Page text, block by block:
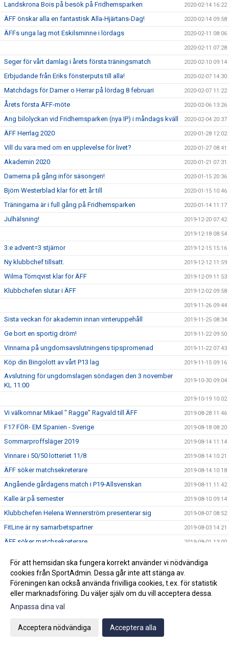
Landskrona Bois på besök på Fridhemsparken 2020-02-14 16:22
ÄFF önskar alla en fantastisk Alla-Hjärtans-Dag! 2020-02-14 09:58
ÄFFs unga lag mot Eskilsminne i lördags 2020-02-11 08:06
2020-02-11 07:28
Seger för vårt damlag i årets första träningsmatch 2020-02-10 09:14
Erbjudande från Eriks fönsterputs till alla! 2020-02-07 14:30
Matchdags för Damer o Herrar på lördag 8 februari 2020-02-07 11:22
Årets första ÄFF-möte 2020-02-06 13:26
Ang bilolyckan vid Fridhemsparken (nya IP) i måndags kväll 2020-02-04 20:37
ÄFF Herrlag 2020 2020-01-28 12:02
Vill du vara med om en upplevelse för livet? 2020-01-27 08:41
Akademin 2020 2020-01-21 07:31
Damerna på gång inför säsongen! 2020-01-15 20:36
Björn Westerblad klar för ett år till 2020-01-15 10:46
Träningarna är i full gång på Fridhemsparken 2020-01-14 11:17
Julhälsning! 2019-12-20 07:42
2019-12-18 08:54
3:e advent=3 stjärnor 2019-12-15 15:16
Ny klubbchef tillsatt. 2019-12-12 11:59
Wilma Törnqvist klar för ÄFF 2019-12-09 11:53
Klubbchefen slutar i ÄFF 2019-12-02 09:58
2019-11-26 09:44
Sista veckan för akademin innan vinteruppehåll 2019-11-25 08:34
Ge bort en sportig dröm! 2019-11-22 09:50
Vinnarna på ungdomsavslutningens tipspromenad 2019-11-22 07:43
Köp din Bingolott av vårt P13 lag 2019-11-15 09:16
Avslutning för ungdomslagen söndagen den 3 november
KL 11:00
2019-10-30 09:04
2019-10-19 10:02
Vi välkomnar Mikael " Ragge" Ragvald till ÄFF 2019-08-28 11:46
F17 FÖR- EM Spanien - Sverige 2019-08-18 08:20
Sommarproffsläger 2019 2019-08-14 11:14
Vinnare i 50/50 lotteriet 11/8 2019-08-14 10:21
ÄFF söker matchsekreterare 2019-08-14 10:18
Angående gårdagens match i P19-Allsvenskan 2019-08-11 11:42
Kalle är på semester 2019-08-10 09:14
Klubbchefen Helena Wennerström presenterar sig 2019-08-07 08:52
FitLine är ny samarbetspartner 2019-08-03 14:21
ÄFF söker matchsekreterare 2019-08-01 13:00
Bemanning på våra kanslier i sommar
Vinnare i 50/50 lotteriet 29/6 2019-07-01 14:32
Lyckad Sisters Football Cup
Ladda ner Min Fotboll-appen
Dan Norberg har gått STAC-utbildning
För att hemsidan ska fungera korrekt använder vi nödvändiga
cookies från SportAdmin. Dessa går inte att stänga av.
Föreningen kan också använda frivilliga cookies, t.ex. för statistik
eller marknadsföring. Du väljer själv om du vill acceptera dessa.
Anpassa dina val
Acceptera nödvändiga Acceptera alla